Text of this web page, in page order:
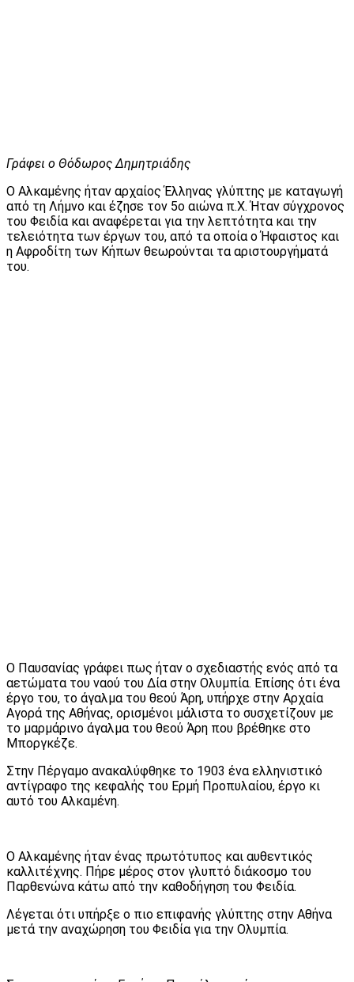
Γράφει ο Θόδωρος Δημητριάδης
Ο Αλκαμένης ήταν αρχαίος Έλληνας γλύπτης με καταγωγή
από τη Λήμνο και έζησε τον 5ο αιώνα π.Χ. Ήταν σύγχρονος
του Φειδία και αναφέρεται για την λεπτότητα και την
τελειότητα των έργων του, από τα οποία ο Ήφαιστος και
η Αφροδίτη των Κήπων θεωρούνται τα αριστουργήματά
του.
Ο Παυσανίας γράφει πως ήταν ο σχεδιαστής ενός από τα
αετώματα του ναού του Δία στην Ολυμπία. Επίσης ότι ένα
έργο του, το άγαλμα του θεού Άρη, υπήρχε στην Αρχαία
Αγορά της Αθήνας, ορισμένοι μάλιστα το συσχετίζουν με
το μαρμάρινο άγαλμα του θεού Άρη που βρέθηκε στο
Μποργκέζε.
Στην Πέργαμο ανακαλύφθηκε το 1903 ένα ελληνιστικό
αντίγραφο της κεφαλής του Ερμή Προπυλαίου, έργο κι
αυτό του Αλκαμένη.
Ο Αλκαμένης ήταν ένας πρωτότυπος και αυθεντικός
καλλιτέχνης. Πήρε μέρος στον γλυπτό διάκοσμο του
Παρθενώνα κάτω από την καθοδήγηση του Φειδία.
Λέγεται ότι υπήρξε ο πιο επιφανής γλύπτης στην Αθήνα
μετά την αναχώρηση του Φειδία για την Ολυμπία.